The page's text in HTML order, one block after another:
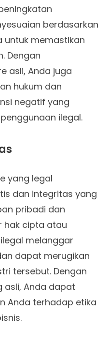
berdasarkan
untuk memastikan
Dengan
asli, Anda juga
hukum dan
negatif yang
ilegal.
yang legal
dan integritas yang
pribadi dan
hak cipta atau
melanggar
dapat merugikan
tersebut. Dengan
asli, Anda dapat
Anda terhadap etika